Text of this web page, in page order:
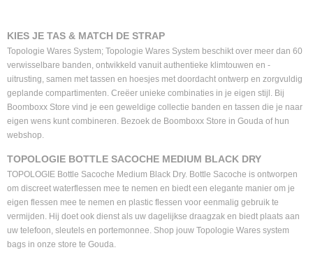
KIES JE TAS & MATCH DE STRAP
Topologie Wares System; Topologie Wares System beschikt over meer dan 60
verwisselbare banden, ontwikkeld vanuit authentieke klimtouwen en -
uitrusting, samen met tassen en hoesjes met doordacht ontwerp en zorgvuldig
geplande compartimenten. Creëer unieke combinaties in je eigen stijl. Bij
Boomboxx Store vind je een geweldige collectie banden en tassen die je naar
eigen wens kunt combineren. Bezoek de Boomboxx Store in Gouda of hun
webshop.
TOPOLOGIE BOTTLE SACOCHE MEDIUM BLACK DRY
TOPOLOGIE Bottle Sacoche Medium Black Dry. Bottle Sacoche is ontworpen
om discreet waterflessen mee te nemen en biedt een elegante manier om je
eigen flessen mee te nemen en plastic flessen voor eenmalig gebruik te
vermijden. Hij doet ook dienst als uw dagelijkse draagzak en biedt plaats aan
uw telefoon, sleutels en portemonnee. Shop jouw Topologie Wares system
bags in onze store te Gouda.